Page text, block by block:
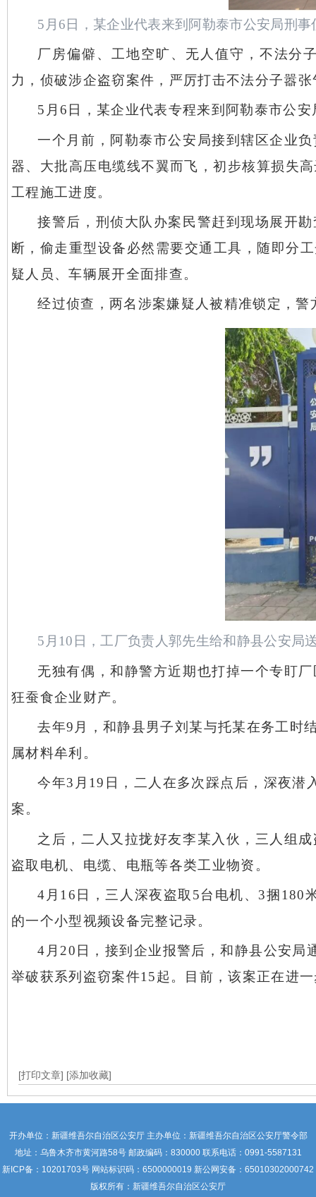
5月6日，某企业代表来到阿勒泰市公安局刑
厂房偏僻、工地空旷、无人值守，不法分
力，侦破涉企盗窃案件，严厉打击不法分子嚣
5月6日，某企业代表专程来到阿勒泰市公
一个月前，阿勒泰市公安局接到辖区企业
器、大批高压电缆线不翼而飞，初步核算损失
工程施工进度。
接警后，刑侦大队办案民警赶到现场展开
断，偷走重型设备必然需要交通工具，随即分
疑人员、车辆展开全面排查。
经过侦查，两名涉案嫌疑人被精准锁定，
5月10日，工厂负责人郭先生给和静县公安局
无独有偶，和静警方近期也打掉一个专盯
狂蚕食企业财产。
去年9月，和静县男子刘某与托某在务工时
属材料牟利。
今年3月19日，二人在多次踩点后，深夜潜
案。
之后，二人又拉拢好友李某入伙，三人组
盗取电机、电缆、电瓶等各类工业物资。
4月16日，三人深夜盗取5台电机、3捆180
的一个小型视频设备完整记录。
4月20日，接到企业报警后，和静县公安局
举破获系列盗窃案件15起。目前，该案正在进
[打印文章] [添加收藏]
开办单位：新疆维吾尔自治区公安厅 主办单位：新疆维吾尔自治区公安厅警令部
地址：乌鲁木齐市黄河路58号 邮政编码：830000 联系电话：0991-5587131
新ICP备： 10201703号 网站标识码：6500000019 新公网安备：65010302000742
版权所有：新疆维吾尔自治区公安厅